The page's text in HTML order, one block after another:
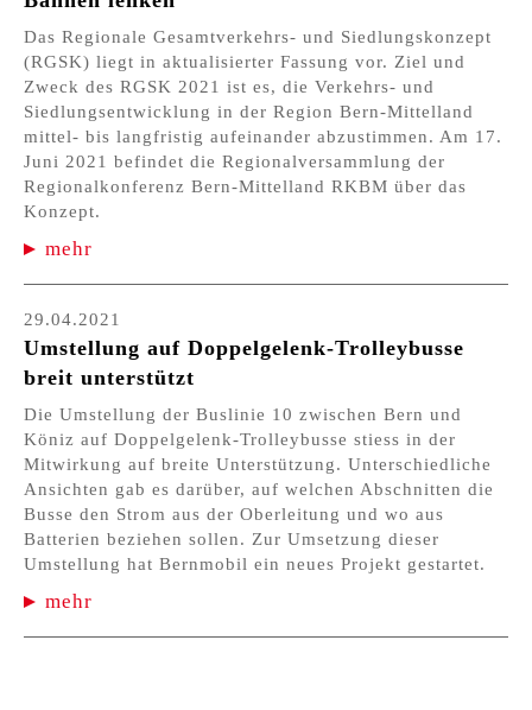
Das Regionale Gesamtverkehrs- und Siedlungskonzept
(RGSK) liegt in aktualisierter Fassung vor. Ziel und
Zweck des RGSK 2021 ist es, die Verkehrs- und
Siedlungsentwicklung in der Region Bern-Mittelland
mittel- bis langfristig aufeinander abzustimmen. Am 17.
Juni 2021 befindet die Regionalversammlung der
Regionalkonferenz Bern-Mittelland RKBM über das
Konzept.
mehr
29.04.2021
Umstellung auf Doppelgelenk-Trolleybusse
breit unterstützt
Die Umstellung der Buslinie 10 zwischen Bern und
Köniz auf Doppelgelenk-Trolleybusse stiess in der
Mitwirkung auf breite Unterstützung. Unterschiedliche
Ansichten gab es darüber, auf welchen Abschnitten die
Busse den Strom aus der Oberleitung und wo aus
Batterien beziehen sollen. Zur Umsetzung dieser
Umstellung hat Bernmobil ein neues Projekt gestartet.
mehr